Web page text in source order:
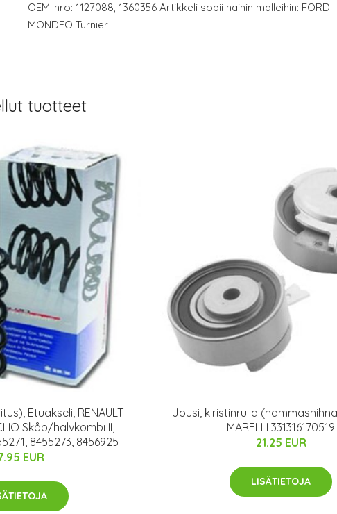
OEM-nro: 1127088, 1360356 Artikkeli sopii näihin malleihin: FORD
MONDEO Turnier III
tuotteet
Etuakseli, RENAULT
Skåp/halvkombi II,
8455273, 8456925
EUR
Jousi, kiristinrulla
MARELLI 331316170519
21.25 EUR
LISÄTIETOJA